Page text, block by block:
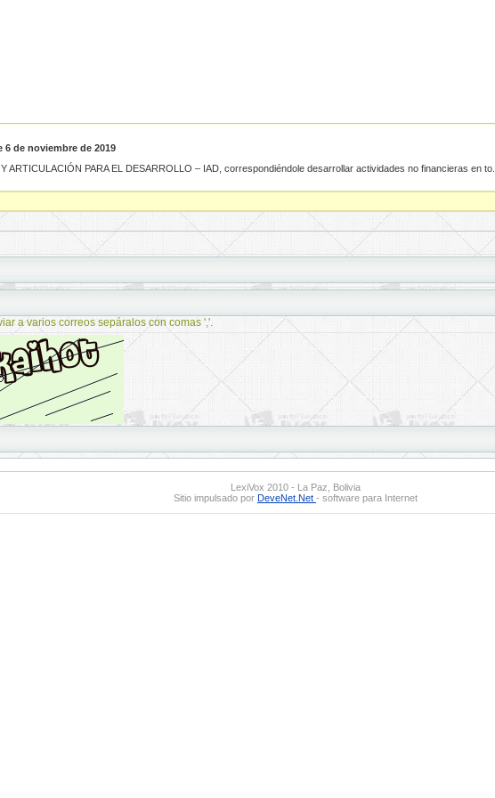
de noviembre de 2019
ARTICULACIÓN PARA EL DESARROLLO – IAD, correspondiéndole desarrollar actividades no financieras en
a varios correos sepáralos con comas ','.
LexiVox 2010 - La Paz, Bolivia
Sitio impulsado por DeveNet.Net - software para Internet